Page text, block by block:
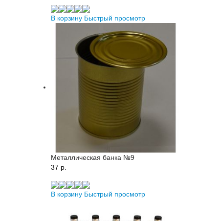
В корзину Быстрый просмотр
Металлическая банка №9
37 p.
В корзину Быстрый просмотр